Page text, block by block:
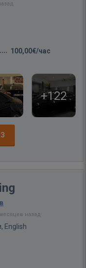
100,00€/час
+122
назад
English